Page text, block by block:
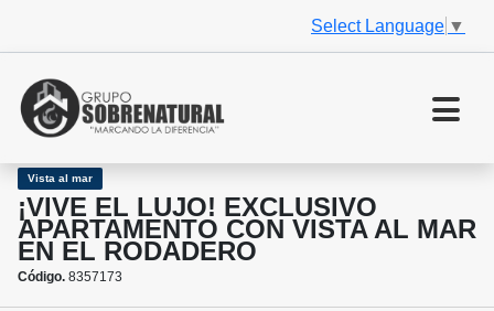
Select Language ▼
Vista al mar
¡VIVE EL LUJO! EXCLUSIVO
APARTAMENTO CON VISTA AL MAR
EN EL RODADERO
Código. 8357173